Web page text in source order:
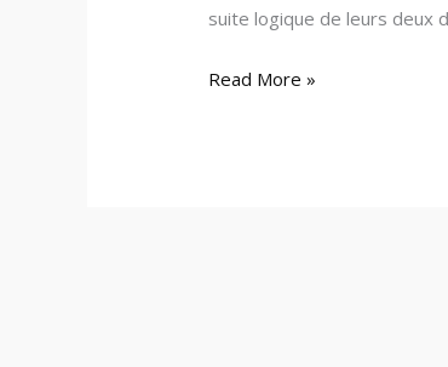
suite logique de leurs deux
Read More »